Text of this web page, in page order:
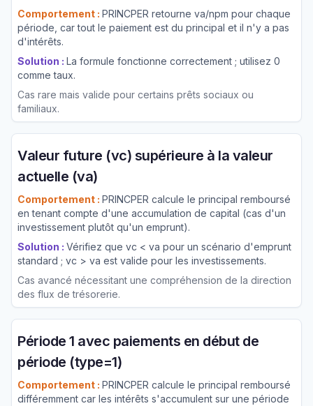
Comportement : PRINCPER retourne va/npm pour chaque
période, car tout le paiement est du principal et il n'y a pas
d'intérêts.
Solution : La formule fonctionne correctement ; utilisez 0
comme taux.
Cas rare mais valide pour certains prêts sociaux ou
familiaux.
Valeur future (vc) supérieure à la valeur
actuelle (va)
Comportement : PRINCPER calcule le principal remboursé
en tenant compte d'une accumulation de capital (cas d'un
investissement plutôt qu'un emprunt).
Solution : Vérifiez que vc < va pour un scénario d'emprunt
standard ; vc > va est valide pour les investissements.
Cas avancé nécessitant une compréhension de la direction
des flux de trésorerie.
Période 1 avec paiements en début de
période (type=1)
Comportement : PRINCPER calcule le principal remboursé
différemment car les intérêts s'accumulent sur une période